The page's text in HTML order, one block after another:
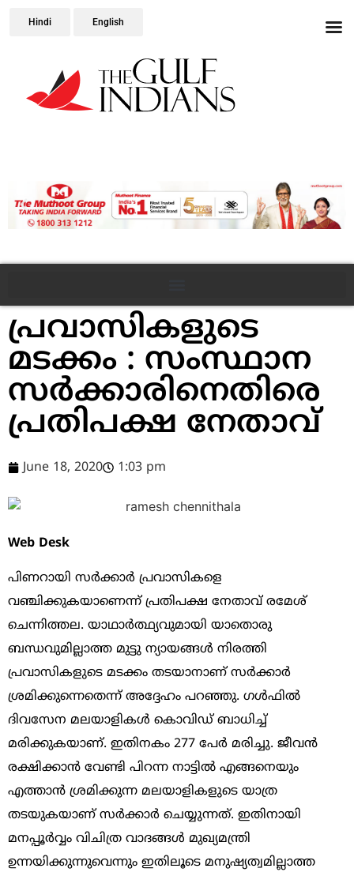
Hindi English
പ്രവാസികളുടെ
മടക്കം : സംസ്ഥാന
സ‍ര്‍ക്കാരിനെതിരെ
പ്രതിപക്ഷ നേതാവ്
June 18, 2020 1:03 pm
Web Desk
പിണറായി സര്‍ക്കാര്‍ പ്രവാസികളെ
വഞ്ചിക്കുകയാണെന്ന് പ്രതിപക്ഷ നേതാവ് രമേശ്
ചെന്നിത്തല. യാഥാര്‍ത്ഥ്യവുമായി യാതൊരു
ബന്ധവുമില്ലാത്ത മുട്ടു ന്യായങ്ങള്‍ നിരത്തി
പ്രവാസികളുടെ മടക്കം തടയാനാണ് സര്‍ക്കാര്‍
ശ്രമിക്കുന്നെതെന്ന് അദ്ദേഹം പറഞ്ഞു. ഗള്‍ഫില്‍
ദിവസേന മലയാളികള്‍ കൊവിഡ് ബാധിച്ച്
മരിക്കുകയാണ്. ഇതിനകം 277 പേര്‍ മരിച്ചു. ജീവന്‍
രക്ഷിക്കാന്‍ വേണ്ടി പിറന്ന നാട്ടില്‍ എങ്ങനെയും
എത്താന്‍ ശ്രമിക്കുന്ന മലയാളികളുടെ യാത്ര
തടയുകയാണ് സര്‍ക്കാര്‍ ചെയ്യുന്നത്. ഇതിനായി
മനപ്പൂര്‍വ്വം വിചിത്ര വാദങ്ങള്‍ മുഖ്യമന്ത്രി
ഉന്നയിക്കുന്നുവെന്നും ഇതിലൂടെ മനുഷ്യത്വമില്ലാത്ത